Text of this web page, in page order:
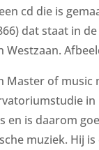
cd die is
dat staat in
Westzaan.
Master of music
en is daarom
muziek. Hij